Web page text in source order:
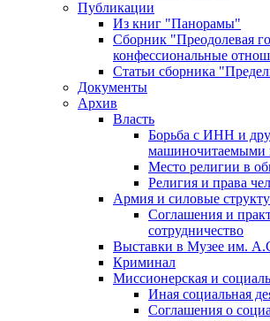
Публикации
Из книг "Панорамы"
Сборник "Преодолевая
конфессиональные
Статьи сборника
Документы
Архив
Власть
Борьба с ИНН и
машиночитаемыми
Место религии в
Религия и права
Армия и силовые
Соглашения и
сотрудничество
Выставки в Музее им.
Криминал
Миссионерская и
Иная социальная
Соглашения о